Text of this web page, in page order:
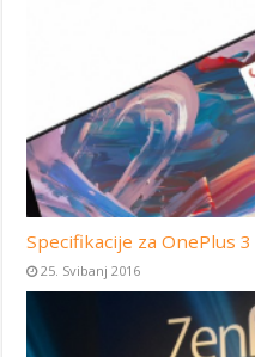
Specifikacije za OnePlus
25. Svibanj 2016